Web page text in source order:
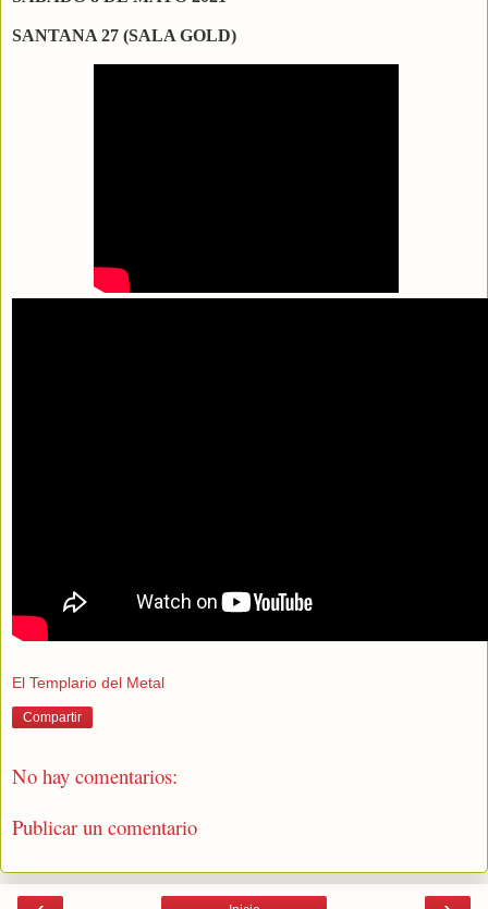
SANTANA 27 (SALA GOLD)
El Templario del Metal
Compartir
No hay comentarios:
Publicar un comentario